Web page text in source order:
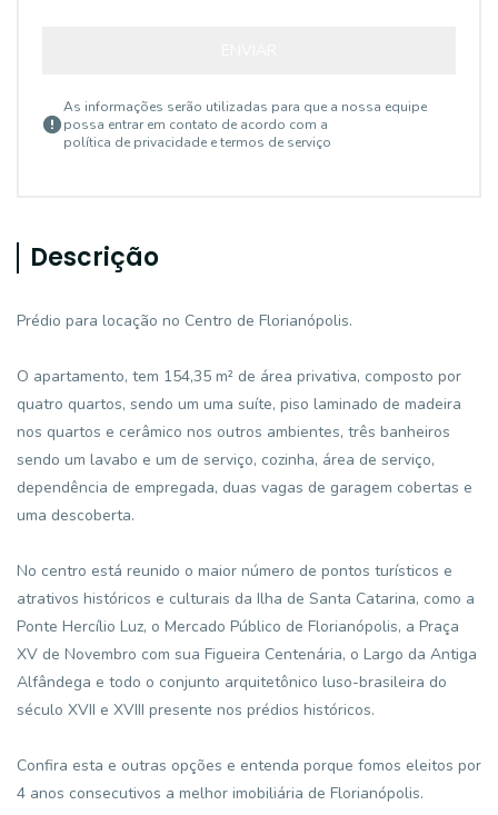
As informações serão utilizadas para que a nossa equipe
possa entrar em contato de acordo com a
política de privacidade e termos de serviço
Descrição
Prédio para locação no Centro de Florianópolis.
O apartamento, tem 154,35 m² de área privativa, composto por
quatro quartos, sendo um uma suíte, piso laminado de madeira
nos quartos e cerâmico nos outros ambientes, três banheiros
sendo um lavabo e um de serviço, cozinha, área de serviço,
dependência de empregada, duas vagas de garagem cobertas e
uma descoberta.
No centro está reunido o maior número de pontos turísticos e
atrativos históricos e culturais da Ilha de Santa Catarina, como a
Ponte Hercílio Luz, o Mercado Público de Florianópolis, a Praça
XV de Novembro com sua Figueira Centenária, o Largo da Antiga
Alfândega e todo o conjunto arquitetônico luso-brasileira do
século XVII e XVIII presente nos prédios históricos.
Confira esta e outras opções e entenda porque fomos eleitos por
4 anos consecutivos a melhor imobiliária de Florianópolis.